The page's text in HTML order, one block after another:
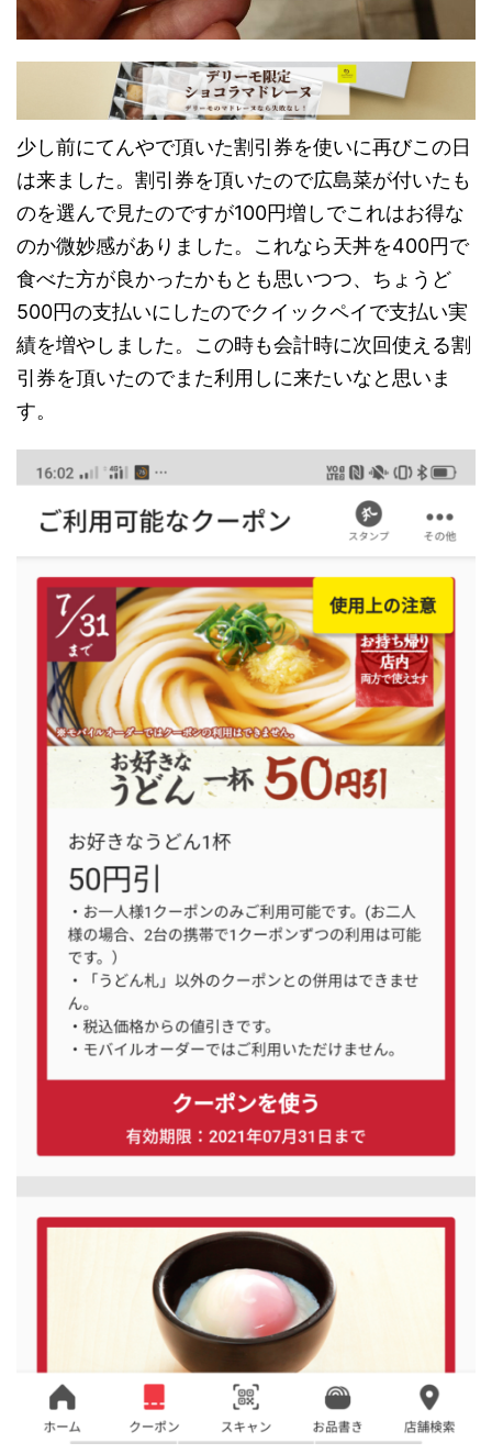
少し前にてんやで頂いた割引券を使いに再びこの日
は来ました。割引券を頂いたので広島菜が付いたも
のを選んで見たのですが100円増しでこれはお得な
のか微妙感がありました。これなら天丼を400円で
食べた方が良かったかもとも思いつつ、ちょうど
500円の支払いにしたのでクイックペイで支払い実
績を増やしました。この時も会計時に次回使える割
引券を頂いたのでまた利用しに来たいなと思いま
す。